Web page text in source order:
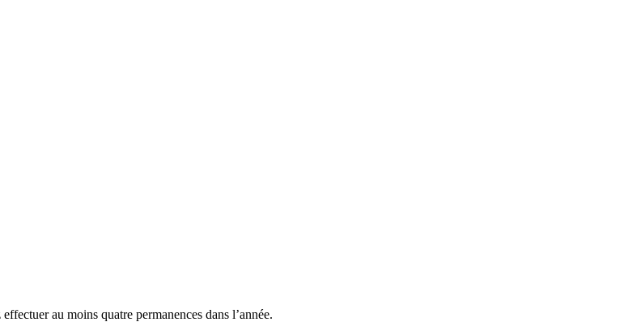
au moins quatre permanences dans l’année.